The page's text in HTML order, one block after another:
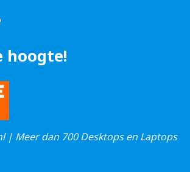
hoogte!
| Meer dan 700 Desktops en Laptops